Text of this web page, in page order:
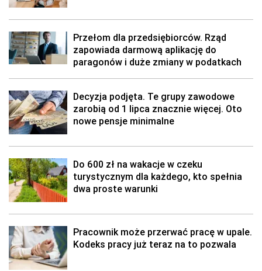
Przełom dla przedsiębiorców. Rząd
zapowiada darmową aplikację do
paragonów i duże zmiany w podatkach
Decyzja podjęta. Te grupy zawodowe
zarobią od 1 lipca znacznie więcej. Oto
nowe pensje minimalne
Do 600 zł na wakacje w czeku
turystycznym dla każdego, kto spełnia
dwa proste warunki
Pracownik może przerwać pracę w upale.
Kodeks pracy już teraz na to pozwala